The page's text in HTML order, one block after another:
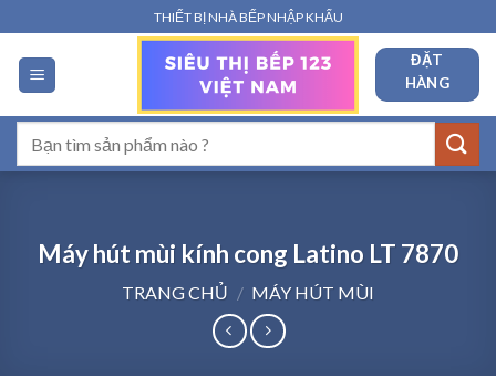
qua
nội
dung
THIẾT BỊ NHÀ BẾP NHẬP KHẨU
ĐẶT
HÀNG
kiếm:
Máy hút mùi kính cong Latino LT 7870
TRANG CHỦ / MÁY HÚT MÙI